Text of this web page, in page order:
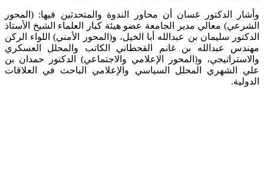
وأشار الدكتور غسان أن محاور الندوة والمتحدثين فيها: (المحور
الشرعي) معالي مدير الجامعة عضو هيئة كبار العلماء الشيخ الأستاذ
الدكتور سليمان بن عبدالله أبا الخيل، و(المحور الأمني) اللواء الركن
مهندس عبدالله بن غانم القحطاني الكاتب والمحلل العسكري
والاستراتيجي، و(المحور الإعلامي والاجتماعي) الدكتور حمدان بن
علي الشهري المحلل السياسي والإعلامي الباحث في العلاقات
الدولية.